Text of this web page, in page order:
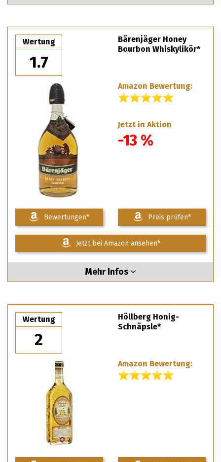
Wertung
1.7
Bärenjäger Honey
Bourbon Whiskylikör*
Amazon Bewertung:
Jetzt in Aktion
-13 %
Bewertungen* Preis prüfen*
Jetzt bei Amazon ansehen*
Mehr Infos
Wertung
2
Höllberg Honig-
Schnäpsle*
Amazon Bewertung: